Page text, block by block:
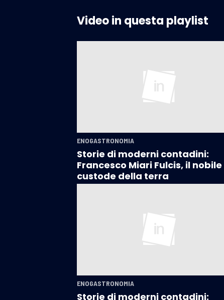
Video in questa playlist
ENOGASTRONOMIA
Storie di moderni contadini:
Francesco Miari Fulcis, il nobile
custode della terra
ENOGASTRONOMIA
Storie di moderni contadini: